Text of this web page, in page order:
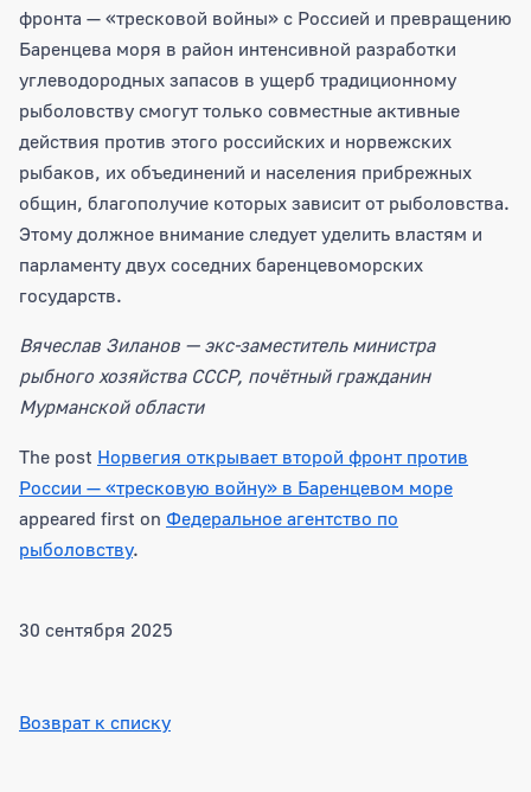
фронта — «тресковой войны» с Россией и превращению
Баренцева моря в район интенсивной разработки
углеводородных запасов в ущерб традиционному
рыболовству смогут только совместные активные
действия против этого российских и норвежских
рыбаков, их объединений и населения прибрежных
общин, благополучие которых зависит от рыболовства.
Этому должное внимание следует уделить властям и
парламенту двух соседних баренцевоморских
государств.
Вячеслав Зиланов — экс-заместитель министра
рыбного хозяйства СССР, почётный гражданин
Мурманской области
The post Норвегия открывает второй фронт против
России — «тресковую войну» в Баренцевом море
appeared first on Федеральное агентство по
рыболовству.
30 сентября 2025
Возврат к списку